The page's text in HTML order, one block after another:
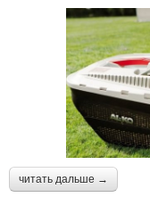
читать дальше →